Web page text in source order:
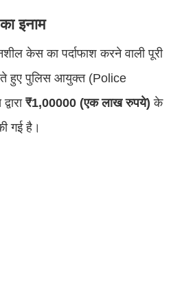
इनाम
केस का पर्दाफाश करने वाली पूरी
हुए पुलिस आयुक्त (Police
₹1,00000 (एक लाख रुपये) के
गई है।